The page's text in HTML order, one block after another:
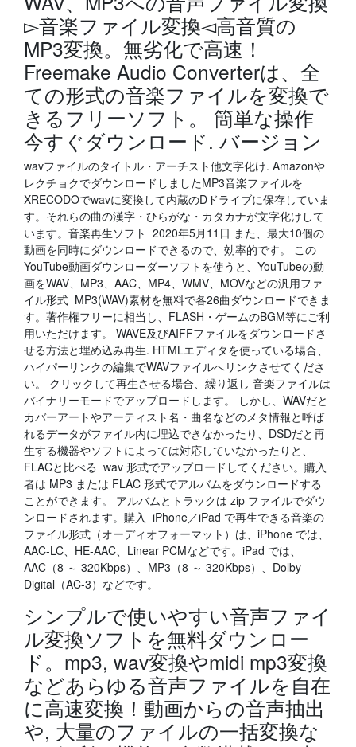
▻音楽ファイル変換◅高音質の
MP3変換。無劣化で高速！
Freemake Audio Converterは、全
ての形式の音楽ファイルを変換で
きるフリーソフト。 簡単な操作
今すぐダウンロード. バージョン
wavファイルのタイトル・アーチスト他文字化け. Amazonや
レクチョクでダウンロードしましたMP3音楽ファイルを
XRECODOでwavに変換して内蔵のDドライブに保存していま
す。それらの曲の漢字・ひらがな・カタカナが文字化けして
います。音楽再生ソフト 2020年5月11日 また、最大10個の
動画を同時にダウンロードできるので、効率的です。 この
YouTube動画ダウンローダーソフトを使うと、YouTubeの動
画をWAV、MP3、AAC、MP4、WMV、MOVなどの汎用ファ
イル形式 MP3(WAV)素材を無料で各26曲ダウンロードできま
す。著作権フリーに相当し、FLASH・ゲームのBGM等にご利
用いただけます。 WAVE及びAIFFファイルをダウンロードさ
せる方法と埋め込み再生. HTMLエディタを使っている場合、
ハイパーリンクの編集でWAVファイルへリンクさせてくださ
い。 クリックして再生させる場合、繰り返し 音楽ファイルは
バイナリーモードでアップロードします。 しかし、WAVだと
カバーアートやアーティスト名・曲名などのメタ情報と呼ば
れるデータがファイル内に埋込できなかったり、DSDだと再
生する機器やソフトによっては対応していなかったりと、
FLACと比べる wav 形式でアップロードしてください。購入
者は MP3 または FLAC 形式でアルバムをダウンロードする
ことができます。 アルバムとトラックは zip ファイルでダウ
ンロードされます。購入 iPhone／iPad で再生できる音楽の
ファイル形式（オーディオフォーマット）は、iPhone では、
AAC‑LC、HE‑AAC、Linear PCMなどです。iPad では、
AAC（8 ～ 320Kbps）、MP3（8 ～ 320Kbps）、Dolby
Digital（AC-3）などです。
シンプルで使いやすい音声ファイ
ル変換ソフトを無料ダウンロー
ド。mp3, wav変換やmidi mp3変換
などあらゆる音声ファイルを自在
に高速変換！動画からの音声抽出
や, 大量のファイルの一括変換な